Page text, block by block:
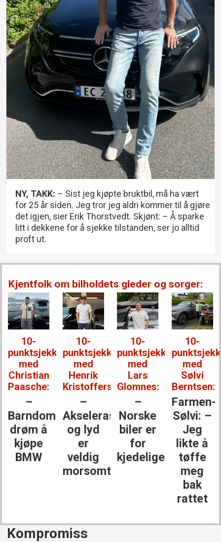
NY, TAKK: – Sist jeg kjøpte bruktbil, må ha vært
for 25 år siden. Jeg tror jeg aldri kommer til å gjøre
det igjen, sier Erik Thorstvedt. Skjønt: – Å sparke
litt i dekkene for å sjekke tilstanden, ser jo alltid
proft ut.
Kjentfolk om bilholdets gleder og sorger:
10-
punktsjekken
med
Christian
Paasche:
–
Barndoms­
drøm å
kjøpe
BMW
10-
punktsjekken
med
Henrik
Kristoffersen:
–
Akselerasjon
og lyd
er
veldig
morsomt
10-
punktsjekken
med
Lars
Glomnes:
–
Norske
biler er
for
kjedelige
10-
med
Sølvi
Berntsen:
Farmen-
Sølvi: –
Jeg
likte å
tøffe
meg
bak
rattet
Kompromiss